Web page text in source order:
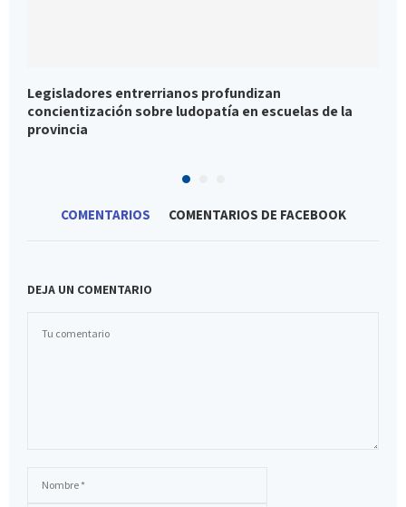
Legisladores entrerrianos profundizan
concientización sobre ludopatía en escuelas de la
provincia
COMENTARIOS COMENTARIOS DE FACEBOOK
DEJA UN COMENTARIO